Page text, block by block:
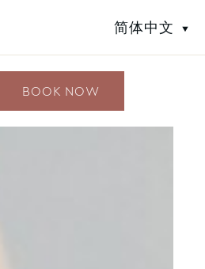
简体中文
BOOK NOW